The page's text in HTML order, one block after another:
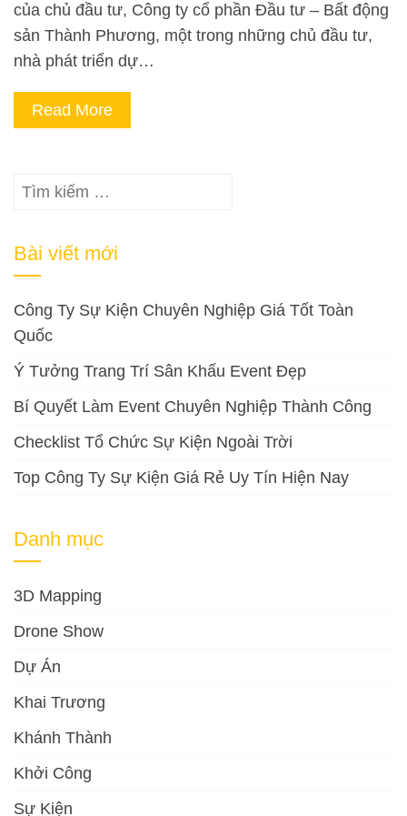
của chủ đầu tư, Công ty cổ phần Đầu tư – Bất động
sản Thành Phương, một trong những chủ đầu tư,
nhà phát triển dự…
Read More
Tìm
Bài viết mới
Công Ty Sự Kiện Chuyên Nghiệp Giá Tốt Toàn
Quốc
Ý Tưởng Trang Trí Sân Khấu Event Đẹp
Bí Quyết Làm Event Chuyên Nghiệp Thành Công
Checklist Tổ Chức Sự Kiện Ngoài Trời
Top Công Ty Sự Kiện Giá Rẻ Uy Tín Hiện Nay
Danh mục
3D Mapping
Drone Show
Dự Án
Khai Trương
Khánh Thành
Khởi Công
Sự Kiện